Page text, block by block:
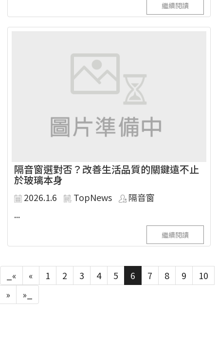
繼續閱讀
隔音窗選對否？改善生活品質的關鍵遠不止
於玻璃本身
2026.1.6 TopNews
隔音窗
...
繼續閱讀
_« « 1 2 3 4 5 6 7 8 9
10
»
»_